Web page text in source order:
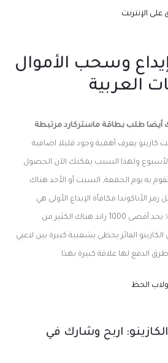
على الإنترنت
وسحب الأموال
العربية
أيضا طلب بطاقة ماستركارد مرتبطة
كازينو يعرف أهمية وجود قليلا اضافية
ولهذا السبب يمكنك الآن الحصول
به يوم الجمعة, السبت أو الأحد هناك
الأناكوندا مكافأة الإيداع الأولى هي
مكافأة مطابقة بنسبة 100 ٪ بحد أقصى 1000 راند هناك الكثير من
الفائز يحظى بشعبية كبيرة بين لاعبي
الدفع لها علاقة كبيرة بهذا
الحظ
اربح وشارك في